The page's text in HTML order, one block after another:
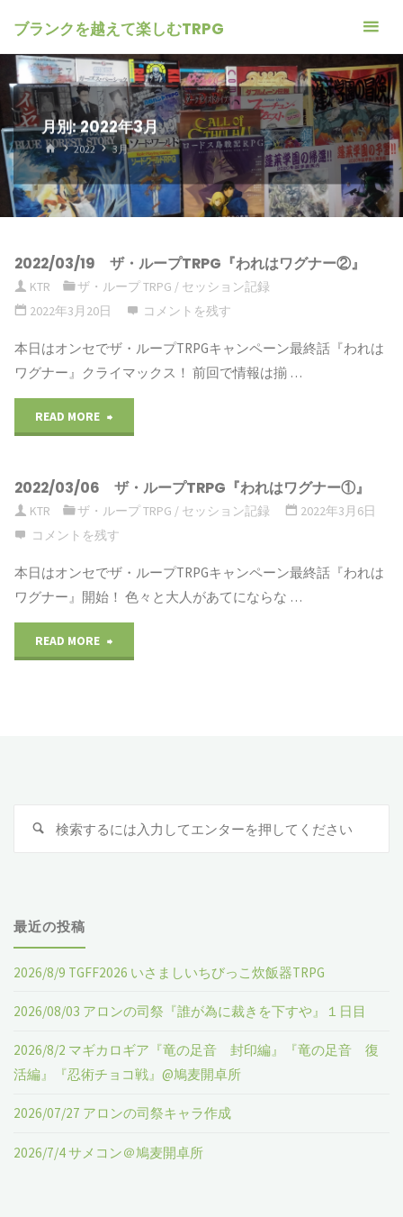
ブランクを越えて楽しむTRPG
月別: 2022年3月
ホ
ム
2022 3月
2022/03/19 ザ・ループTRPG『われはワグナー②』
KTR ザ・ループ TRPG / セッション記録
2022年3月20日
コメントを残す
本日はオンセでザ・ループTRPGキャンペーン最終話『われは
ワグナー』クライマックス！ 前回で情報は揃 …
READ MORE
ル
ー
プ
TRPG『わ
ー
2022/03/06 ザ・ループTRPG『われはワグナー①』
KTR ザ・ループ TRPG / セッション記録
2022年3月6日
コメントを残す
本日はオンセでザ・ループTRPGキャンペーン最終話『われは
ワグナー』開始！ 色々と大人があてにならな …
READ MORE
TRPG『わ
グ
ナ
ー
検
最近の投稿
2026/8/9 TGFF2026 いさましいちびっこ炊飯器TRPG
2026/08/03 アロンの司祭『誰が為に裁きを下すや』１日目
2026/8/2 マギカロギア『竜の足音 封印編』『竜の足音 復
活編』『忍術チョコ戦』@鳩麦開卓所
2026/07/27 アロンの司祭キャラ作成
2026/7/4 サメコン＠鳩麦開卓所